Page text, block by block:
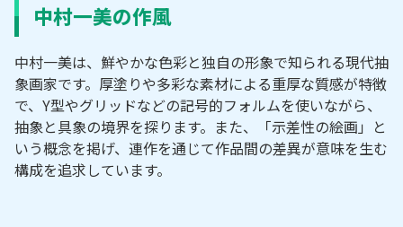
中村一美の作風
中村一美は、鮮やかな色彩と独自の形象で知られる現代抽
象画家です。厚塗りや多彩な素材による重厚な質感が特徴
で、Y型やグリッドなどの記号的フォルムを使いながら、
抽象と具象の境界を探ります。また、「示差性の絵画」と
いう概念を掲げ、連作を通じて作品間の差異が意味を生む
構成を追求しています。